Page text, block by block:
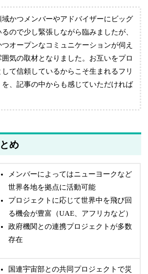
かつメンバーやアドバイザーにビッグ
ので少し緊張しながら臨みましたが、
オープンなコミュニケーションが伺え
気の取材となりました。お互いをプロ
て信頼しているからこそ生まれるフリ
、記事の中からも感じていただければ
め
メンバーによってはニューヨークなど
世界各地を拠点に活動可能
プロジェクトに応じて世界中を飛び回
る機会が豊富（UAE、アフリカなど）
政府機関との連携プロジェクトが多数
存在
国連宇宙部との共同プロジェクトで災